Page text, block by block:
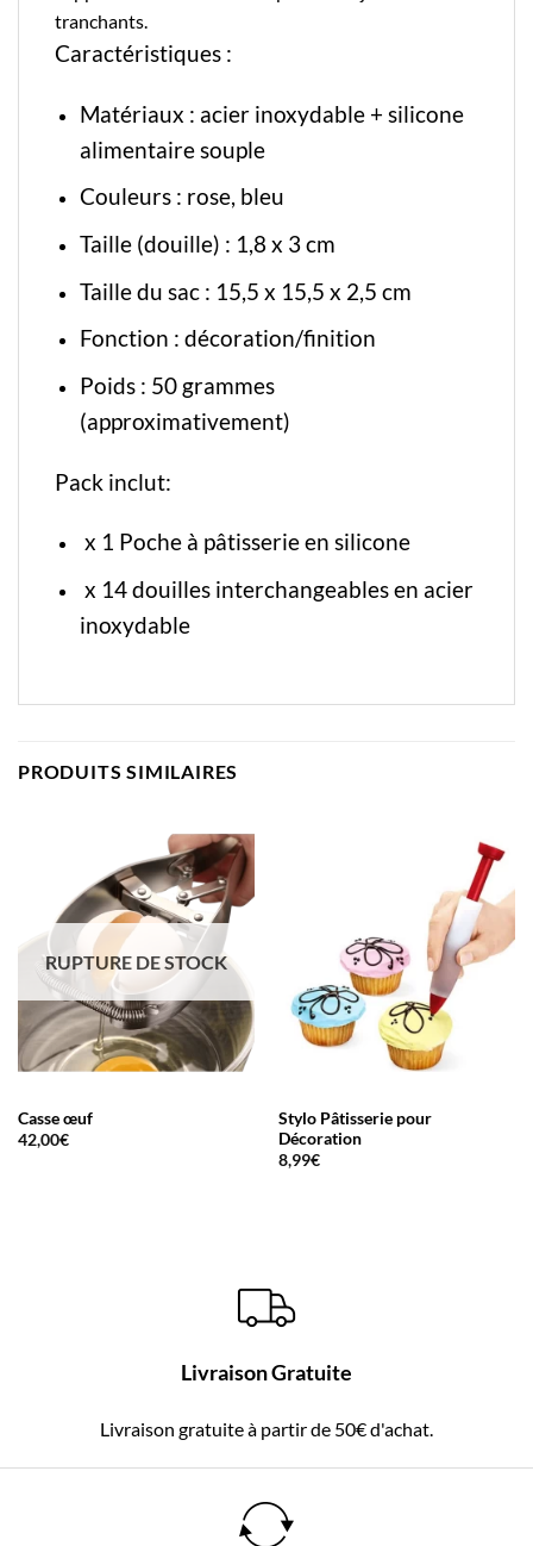
tranchants.
Caractéristiques :
Matériaux : acier inoxydable + silicone
alimentaire souple
Couleurs : rose, bleu
Taille (douille) : 1,8 x 3 cm
Taille du sac : 15,5 x 15,5 x 2,5 cm
Fonction : décoration/finition
Poids : 50 grammes
(approximativement)
Pack inclut:
x 1 Poche à pâtisserie en silicone
x 14 douilles interchangeables en acier
inoxydable
PRODUITS SIMILAIRES
RUPTURE DE STOCK
Casse œuf
42,00€
Stylo Pâtisserie pour
Décoration
8,99€
Livraison Gratuite
Livraison gratuite à partir de 50€ d'achat.